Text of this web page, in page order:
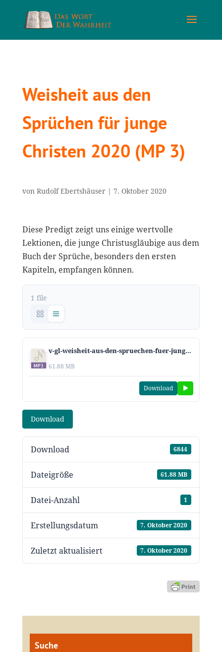
Weisheit aus den
Sprüchen für junge
Christen 2020 (MP 3)
von Rudolf Ebertshäuser| 7. Oktober 2020
Download
Download 6844
Dateigröße 61.88 MB
Datei-Anzahl 1
Erstellungsdatum 7. Oktober 2020
Zuletzt aktualisiert 7. Oktober 2020
Diese Predigt zeigt uns einige wertvolle
Lektionen, die junge Christusgläubige aus dem
Buch der Sprüche, besonders den ersten
Kapiteln, empfangen können.
1 file
v-gl-weisheit-aus-den-spruechen-fuer-junge-christen-2020.mp3
61.88 MB
Download
Suche